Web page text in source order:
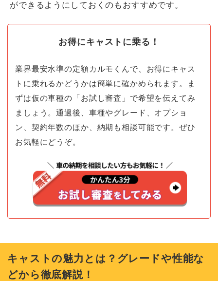
ができるようにしておくのもおすすめです。
お得にキャストに乗る！
業界最安水準の定額カルモくんで、お得にキャス
トに乗れるかどうかは簡単に確かめられます。ま
ずは仮の車種の「お試し審査」で希望を伝えてみ
ましょう。通過後、車種やグレード、オプショ
ン、契約年数のほか、納期も相談可能です。ぜひ
お気軽にどうぞ。
キャストの魅力とは？グレードや性能な
どから徹底解説！